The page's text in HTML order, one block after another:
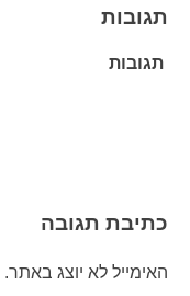
תגובות
תגובות
כתיבת תגובה
האימייל לא יוצג באתר.